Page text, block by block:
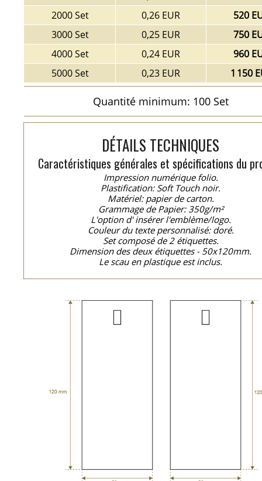
2000 Set
0,26 EUR
520
3000 Set
0,25 EUR
750
4000 Set
0,24 EUR
960
5000 Set
0,23 EUR 1 150
Quantité minimum: 100 Set
DÉTAILS TECHNIQUES
Caractéristiques générales et spécifications du
Impression numérique folio.
Plastification: Soft Touch noir.
Matériel: papier de carton.
Grammage de Papier: 350g/m²
L'option d' insérer l'emblème/logo.
Couleur du texte personnalisé: doré.
Set composé de 2 étiquettes.
Dimension des deux étiquettes - 50x120mm.
Le scau en plastique est inclus.